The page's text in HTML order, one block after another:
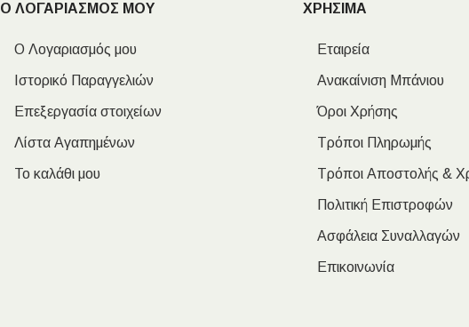
Ο ΛΟΓΑΡΙΑΣΜΟΣ ΜΟΥ
Ο Λογαριασμός μου
Ιστορικό Παραγγελιών
Επεξεργασία στοιχείων
Λίστα Αγαπημένων
Το καλάθι μου
ΧΡΗΣΙΜΑ
Εταιρεία
Ανακαίνιση Μπάνιου
Όροι Χρήσης
Τρόποι Πληρωμής
Τρόποι Αποστολής &
Πολιτική Επιστροφών
Ασφάλεια Συναλλαγών
Επικοινωνία